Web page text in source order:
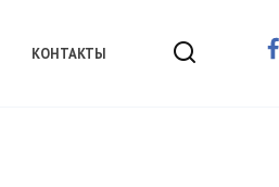
КОНТАКТЫ